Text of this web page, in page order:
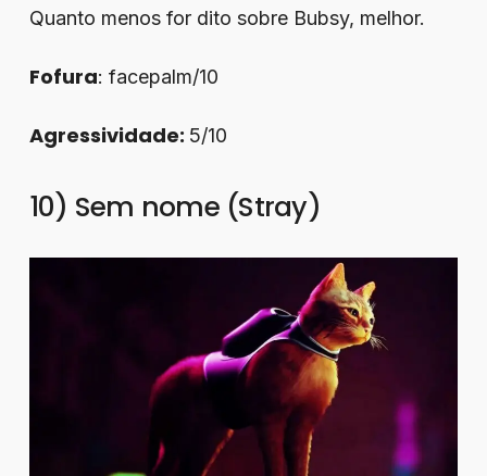
Quanto menos for dito sobre Bubsy, melhor.
Fofura: facepalm/10
Agressividade: 5/10
10) Sem nome (Stray)